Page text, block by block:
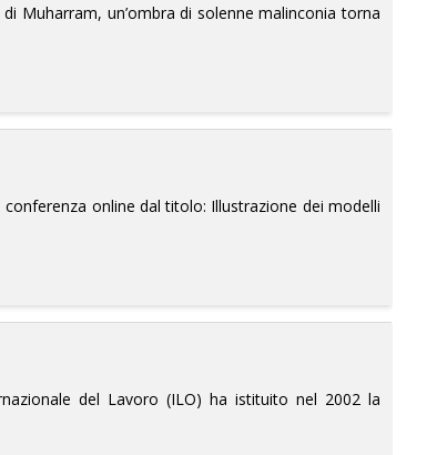
Muharram, un’ombra di solenne malinconia torna
conferenza online dal titolo: Illustrazione dei modelli
del Lavoro (ILO) ha istituito nel 2002 la